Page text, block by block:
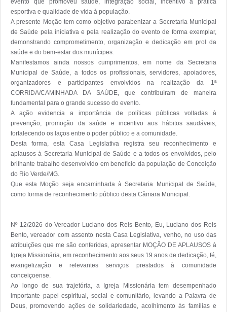
evento que promoveu saúde, integração social, incentivo à prática
esportiva e qualidade de vida à população.
A presente Moção tem como objetivo parabenizar a Secretaria Municipal
de Saúde pela iniciativa e pela realização do evento de forma exemplar,
demonstrando comprometimento, organização e dedicação em prol da
saúde e do bem-estar dos munícipes.
Manifestamos ainda nossos cumprimentos, em nome da Secretaria
Municipal de Saúde, a todos os profissionais, servidores, apoiadores,
organizadores e participantes envolvidos na realização da 1ª
CORRIDA/CAMINHADA DA SAÚDE, que contribuíram de maneira
fundamental para o grande sucesso do evento.
A ação evidencia a importância de políticas públicas voltadas à
prevenção, promoção da saúde e incentivo aos hábitos saudáveis,
fortalecendo os laços entre o poder público e a comunidade.
Desta forma, esta Casa Legislativa registra seu reconhecimento e
aplausos à Secretaria Municipal de Saúde e a todos os envolvidos, pelo
brilhante trabalho desenvolvido em benefício da população de Conceição
do Rio Verde/MG.
Que esta Moção seja encaminhada à Secretaria Municipal de Saúde,
como forma de reconhecimento público desta Câmara Municipal.
Nº 12/2026 do Vereador Luciano dos Reis Bento, Eu, Luciano dos Reis
Bento, vereador com assento nesta Casa Legislativa, venho, no uso das
atribuições que me são conferidas, apresentar MOÇÃO DE APLAUSOS à
Igreja Missionária, em reconhecimento aos seus 19 anos de dedicação, fé,
evangelização e relevantes serviços prestados à comunidade
conceiçoense.
Ao longo de sua trajetória, a Igreja Missionária tem desempenhado
importante papel espiritual, social e comunitário, levando a Palavra de
Deus, promovendo ações de solidariedade, acolhimento às famílias e